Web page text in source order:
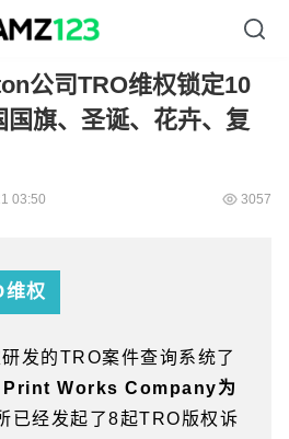
公司TRO维权锁定10
旗、圣诞、花卉、复
03:50 3057
权
发的TRO案件查询系统了
Works Company为
已经发起了8起TRO版权诉